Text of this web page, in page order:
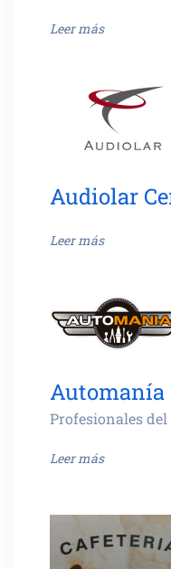
Leer más
Audiolar
Leer más
Automanía
Profesionales
Leer más